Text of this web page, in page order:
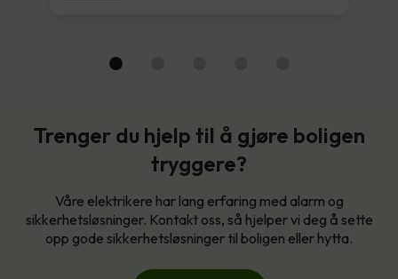
Trenger du hjelp til å gjøre boligen
tryggere?
Våre elektrikere har lang erfaring med alarm og
sikkerhetsløsninger. Kontakt oss, så hjelper vi deg å sette
opp gode sikkerhetsløsninger til boligen eller hytta.